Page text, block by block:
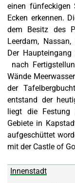
einen
Ecken erkennen.
dem Besitz des
Leerdam, Nassan,
Der
nach
Wände
der
entstand der
liegt die
Gebiete in
aufgeschüttet
mit der Castle of
Innenstadt